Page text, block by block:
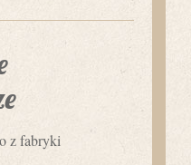
z fabryki